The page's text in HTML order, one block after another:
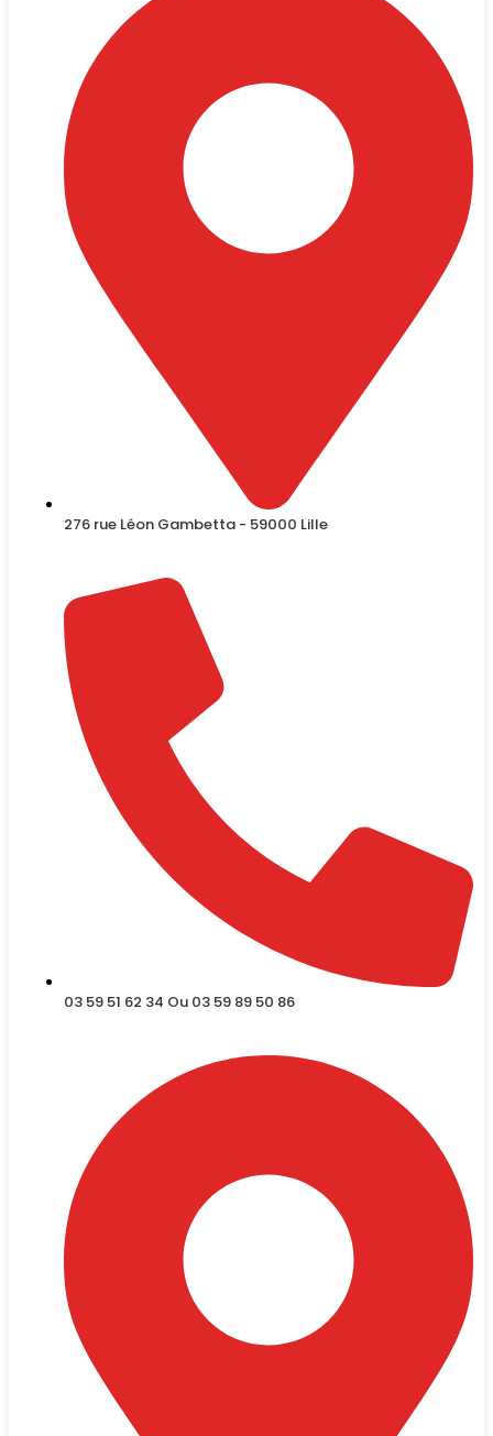
276 rue Léon Gambetta - 59000 Lille
03 59 51 62 34 Ou 03 59 89 50 86